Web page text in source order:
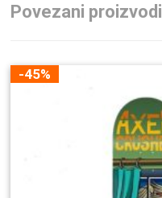
Povezani proizvodi
-45%